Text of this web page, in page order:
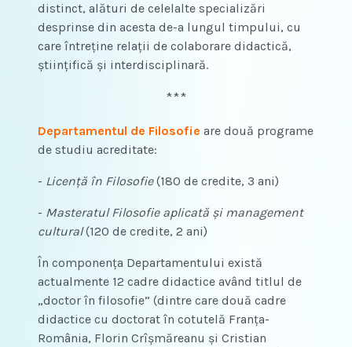
distinct, alături de celelalte specializări
desprinse din acesta de-a lungul timpului, cu
care întreține relații de colaborare didactică,
științifică și interdisciplinară.
***
Departamentul de Filosofie are două programe
de studiu acreditate:
- Licență în Filosofie(180 de credite, 3 ani)
- Masteratul Filosofie aplicată și management
cultural(120 de credite, 2 ani)
În componența Departamentului există
actualmente 12 cadre didactice având titlul de
„doctor în filosofie” (dintre care două cadre
didactice cu doctorat în cotutelă Franța-
România, Florin Crîșmăreanu și Cristian